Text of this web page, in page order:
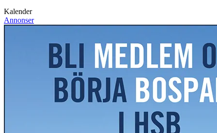
Kalender
Annonser